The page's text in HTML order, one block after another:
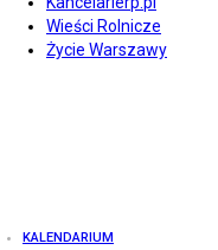
Wieści Rolnicze
Życie Warszawy
KALENDARIUM